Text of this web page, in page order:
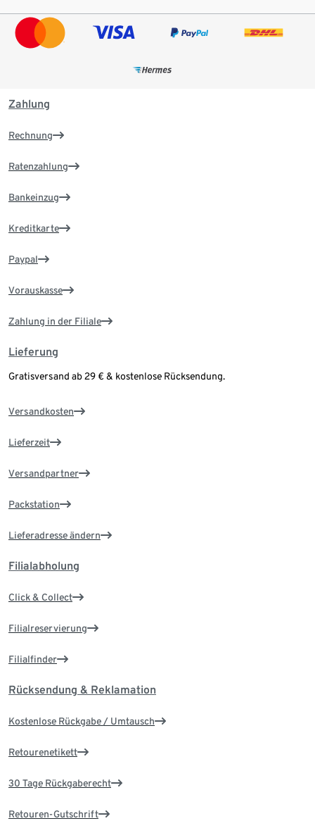
Zahlung
Rechnung
Ratenzahlung
Bankeinzug
Kreditkarte
Paypal
Vorauskasse
Zahlung in der Filiale
Lieferung
Gratisversand ab 29 € & kostenlose Rücksendung.
Versandkosten
Lieferzeit
Versandpartner
Packstation
Lieferadresse ändern
Filialabholung
Click & Collect
Filialreservierung
Filialfinder
Rücksendung & Reklamation
Kostenlose Rückgabe / Umtausch
Retourenetikett
30 Tage Rückgaberecht
Retouren-Gutschrift